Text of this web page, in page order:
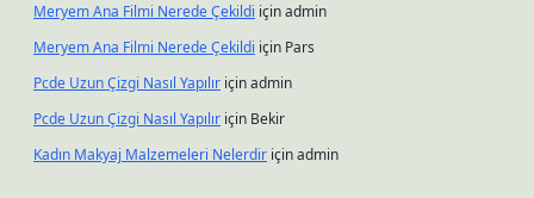
Meryem Ana Filmi Nerede Çekildi içinadmin
Meryem Ana Filmi Nerede Çekildi için Pars
Pcde Uzun Çizgi Nasıl Yapılır içinadmin
Pcde Uzun Çizgi Nasıl Yapılır için Bekir
Kadın Makyaj Malzemeleri Nelerdir içinadmin